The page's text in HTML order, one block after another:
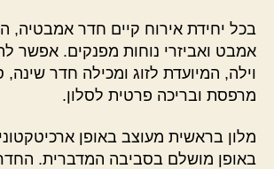
בכל יחידת אירוח קיים חדר אמבטיה,
אמבט ואביזרי נוחות מפנקים. אפשר
וילה, המיועדת לזוג ומכילה חדר שינה,
מרפסת ובריכה פרטית לסלון.
מלון בראשית מעוצב באופן
באופן מושלם בסביבה המדברית.